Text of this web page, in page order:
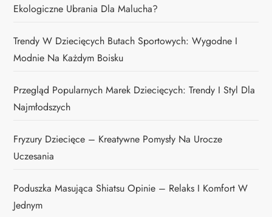
Ekologiczne Ubrania Dla Malucha?
Trendy W Dziecięcych Butach Sportowych: Wygodne I
Modnie Na Każdym Boisku
Przegląd Popularnych Marek Dziecięcych: Trendy I Styl Dla
Najmłodszych
Fryzury Dziecięce – Kreatywne Pomysły Na Urocze
Uczesania
Poduszka Masująca Shiatsu Opinie – Relaks I Komfort W
Jednym